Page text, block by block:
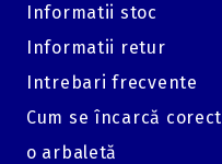
Informatii stoc
Informatii retur
Intrebari frecvente
Cum se încarcă corect
o arbaletă